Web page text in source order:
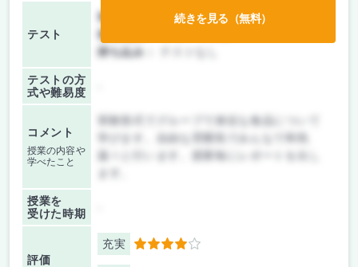
テスト
前期/中間：
レポートのみ
後期/期末：
持ち込み：
テストの方
式や難易度
コメント
授業の内容や
学べたこと
実験形式でグループで身近な食品について
学びます。自由な雰囲気でみんなで和気
藹々と行います。授業毎にレポートを出し
授業を
受けた時期
評価
充実 4
続きを見る（無料）